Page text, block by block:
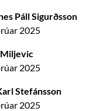
Páll Sigurðsson
2025
2025
Stefánsson
2025